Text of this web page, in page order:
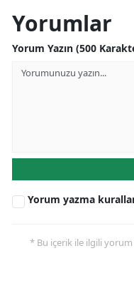
Yorumlar
Yorum Yazın (500
Yorum yazma
* Bu içerik ile ilgili yorum